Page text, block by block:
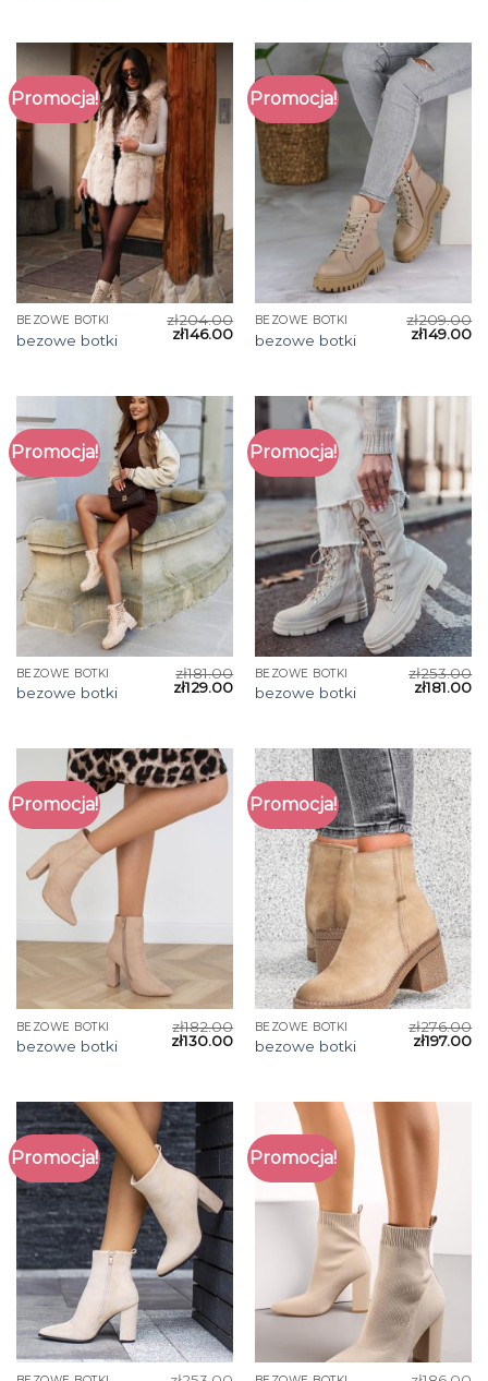
Promocja!
BEZOWE BOTKI
bezowe botki
zł204.00
zł146.00
Promocja!
BEZOWE BOTKI
bezowe botki
zł209.00
zł149.00
Promocja!
BEZOWE BOTKI
bezowe botki
zł181.00
zł129.00
Promocja!
BEZOWE BOTKI
bezowe botki
zł253.00
zł181.00
Promocja!
BEZOWE BOTKI
bezowe botki
zł182.00
zł130.00
Promocja!
BEZOWE BOTKI
bezowe botki
zł276.00
zł197.00
Promocja! Promocja!